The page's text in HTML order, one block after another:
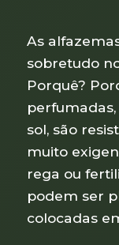
As
sobretudo
Porquê?
sol, são
muito
rega ou
podem ser
colocadas